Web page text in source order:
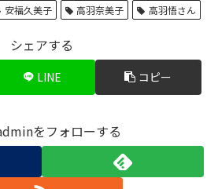
安福久美子 高羽奈美子 高羽悟さん
シェアする
LINE コピー
をフォローする